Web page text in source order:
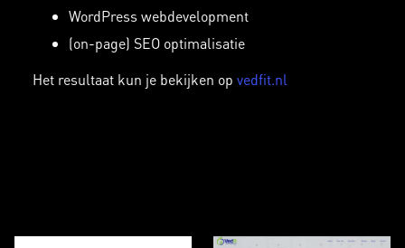
WordPress webdevelopment
(on-page) SEO optimalisatie
Het resultaat kun je bekijken op vedfit.nl